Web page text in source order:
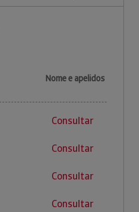
Nome e apelidos
Consultar
Consultar
Consultar
Consultar